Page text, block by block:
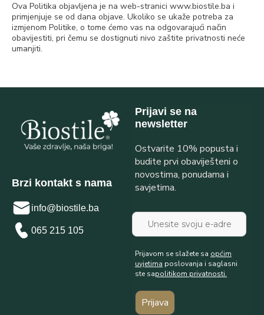
Ova Politika objavljena je na web-stranici www.biostile.ba i
primjenjuje se od dana objave. Ukoliko se ukaže potreba za
izmjenom Politike, o tome ćemo vas na odgovarajući način
obavijestiti, pri čemu se dostignuti nivo zaštite privatnosti neće
umanjiti.
Brzi kontakt s nama
info@biostile.ba
065 215 105
Prijavi se na
newsletter
Ostvarite 10% popusta i
budite prvi obaviješteni o
novostima, ponudama i
savjetima.
Prijavom se slažete sa općim
uvjetima poslovanja i saglasni
ste sapolitikom privatnosti.
Prijava